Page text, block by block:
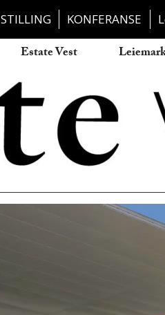
STILLING KONFERANSE
Estate Vest